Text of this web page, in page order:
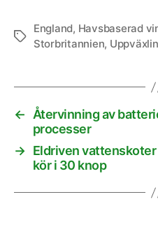
Etiketter
England, Havsbaserad
Storbritannien,
←
Återvinning av
processer
→ Eldriven
kör i 30 knop